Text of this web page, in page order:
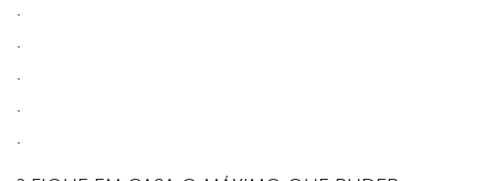
.
.
.
.
.